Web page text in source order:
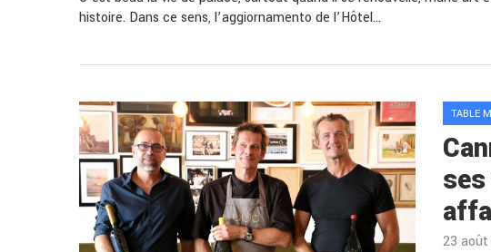
histoire. Dans ce sens, l’aggiornamento de l’Hôtel…
TABLE
23 août